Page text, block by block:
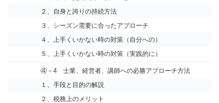
２、自身と誇りの持続方法
３、シーズン需要に合ったアプローチ
４、上手くいかない時の対策（自分への）
５、上手くいかない時の対策（実践的に）
④－4 士業、経営者、講師への必勝アプローチ方法
１、手段と目的の解説
２、税務上のメリット